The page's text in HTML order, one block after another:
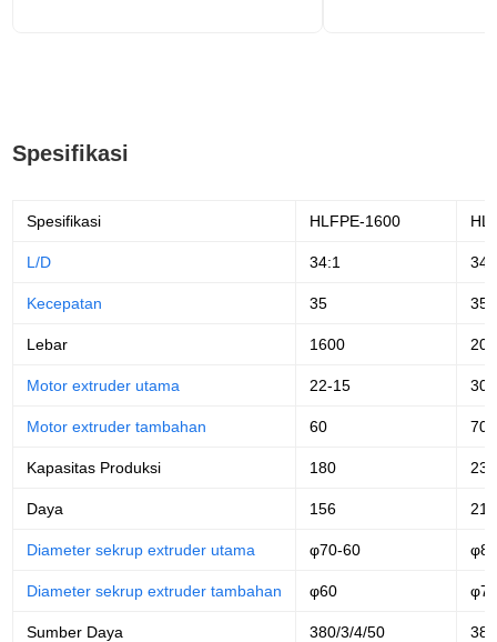
Spesifikasi
Spesifikasi HLFPE-1600
L/D 34:1
Kecepatan 35 35
Lebar 1600
Motor extruder utama 22-15 30-
Motor extruder tambahan 60 70
Kapasitas Produksi 180 230
Daya 156 210
Diameter sekrup extruder utama φ70-60
Diameter sekrup extruder tambahan φ60
Sumber Daya 380/3/4/50